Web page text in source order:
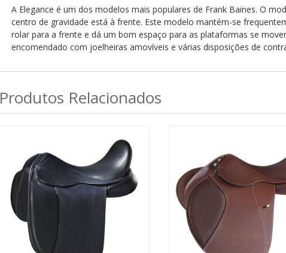
A Elegance é um dos modelos mais populares de Frank Baines. O
centro de gravidade está à frente. Este modelo mantém-se
rolar para a frente e dá um bom espaço para as plataformas se
encomendado com joelheiras amovíveis e várias disposições de
Produtos Relacionados